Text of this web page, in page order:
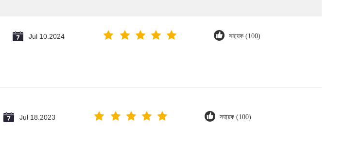
Jul 10.2024 সহায়ক (100)
Jul 18.2023 সহায়ক (100)